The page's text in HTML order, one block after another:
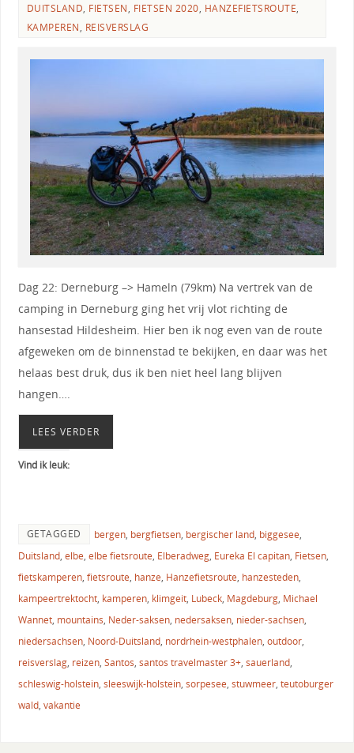
DUITSLAND, FIETSEN, FIETSEN 2020, HANZEFIETSROUTE,
KAMPEREN, REISVERSLAG
Dag 22: Derneburg –> Hameln (79km) Na vertrek van de
camping in Derneburg ging het vrij vlot richting de
hansestad Hildesheim. Hier ben ik nog even van de route
afgeweken om de binnenstad te bekijken, en daar was het
helaas best druk, dus ik ben niet heel lang blijven
hangen….
LEES VERDER
Vind ik leuk:
GETAGGED bergen, bergfietsen, bergischer land, biggesee,
Duitsland, elbe, elbe fietsroute, Elberadweg, Eureka El capitan, Fietsen,
fietskamperen, fietsroute, hanze, Hanzefietsroute, hanzesteden,
kampeertrektocht, kamperen, klimgeit, Lubeck, Magdeburg, Michael
Wannet, mountains, Neder-saksen, nedersaksen, nieder-sachsen,
niedersachsen, Noord-Duitsland, nordrhein-westphalen, outdoor,
reisverslag, reizen, Santos, santos travelmaster 3+, sauerland,
schleswig-holstein, sleeswijk-holstein, sorpesee, stuwmeer, teutoburger
wald, vakantie